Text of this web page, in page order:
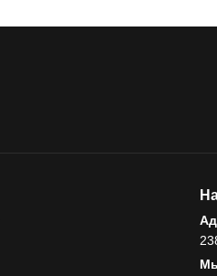
Администрация